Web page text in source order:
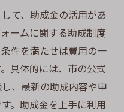
て、助成金の活用があ
ームに関する助成制度
件を満たせば費用の一
具体的には、市の公式
、最新の助成内容や申
。助成金を上手に利用